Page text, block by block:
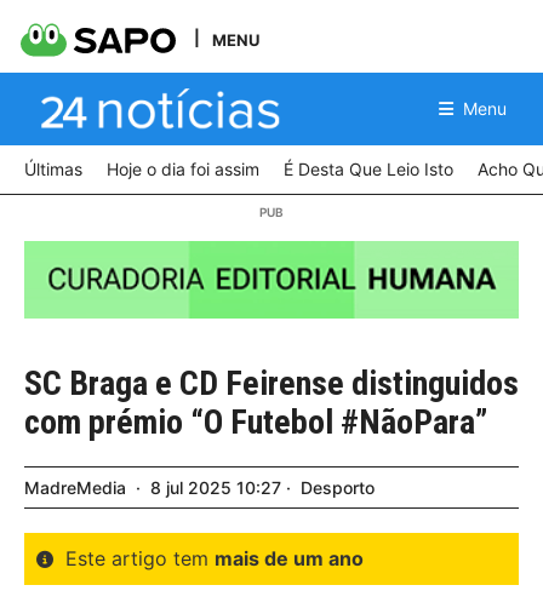
MENU
Menu
Últimas Hoje o dia foi assim É Desta Que Leio Isto Acho
SC Braga e CD Feirense distinguidos
com prémio “O Futebol #NãoPara”
MadreMedia 8 jul 2025 10:27 Desporto
Este artigo tem mais de um ano